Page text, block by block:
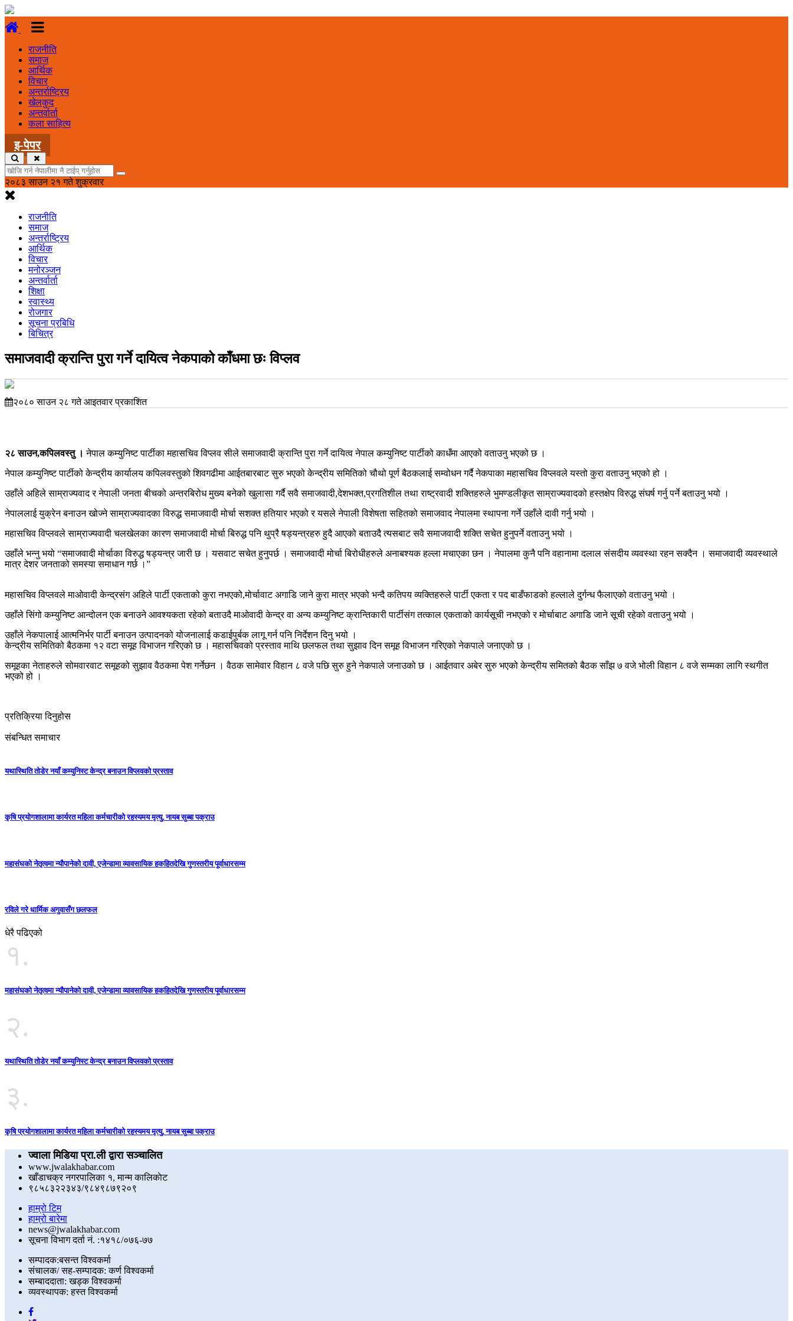
राजनीति
समाज
आर्थिक
विचार
अन्तर्राष्ट्रिय
खेलकुद
अन्तर्वार्ता
कला साहित्य
इ-पेपर
२०८३ साउन २१ गते शुक्रवार
राजनीति
समाज
अन्तर्राष्ट्रिय
आर्थिक
विचार
मनोरञ्जन
अन्तर्वार्ता
शिक्षा
स्वास्थ्य
रोजगार
सूचना प्रबिधि
बिचित्र
समाजवादी क्रान्ति पुरा गर्ने दायित्व नेकपाको काँधमा छः विप्लव
२०८० साउन २८ गते आइतवार प्रकाशित
२८ साउन,कपिलवस्तु । नेपाल कम्युनिष्ट पार्टीका महासचिव विप्लव सीले समाजवादी क्रान्ति पुरा गर्ने दायित्व नेपाल कम्युनिष्ट पार्टीको काधँमा आएको वताउनु भएको छ ।
नेपाल कम्युनिष्ट पार्टीको केन्द्रीय कार्यालय कपिलवस्तुको शिवगढीमा आईतबारबाट सुरु भएको केन्द्रीय समितिको चौथो पूर्ण बैठकलाई सम्वोधन गर्दै नेकपाका महासचिव विप्लवले यस्तो कुरा वताउनु भएको हो ।
उहाँले अहिले साम्राज्यवाद र नेपाली जनता बीचको अन्तरबिरोध मुख्य बनेको खुलासा गर्दै सवै समाजवादी,देशभक्त,प्रगतिशील तथा राष्ट्रवादी शक्तिहरुले भुमण्डलीकृत साम्राज्यवादको हस्तक्षेप विरुद्ध संघर्ष गर्नु पर्ने बताउनु भयो ।
नेपाललाई युक्रेन बनाउन खोज्ने साम्राज्यवादका विरुद्ध समाजवादी मोर्चा सशक्त हतियार भएको र यसले नेपाली विशेषता सहितको समाजवाद नेपालमा स्थापना गर्ने उहाँले दावी गर्नु भयो ।
महासचिव विप्लवले साम्राज्यवादी चलखेलका कारण समाजवादी मोर्चा बिरुद्ध पनि थुप्रै षड्यन्त्रहरु हुदै आएको बताउदै त्यसबाट सवै समाजवादी शक्ति सचेत हुनुपर्ने वताउनु भयो ।
उहाँले भन्नु भयो “समाजवादी मोर्चाका विरुद्ध षड्यन्त्र जारी छ । यसवाट सचेत हुनुपर्छ । समाजवादी मोर्चा बिरोधीहरुले अनाबश्यक हल्ला मचाएका छन । नेपालमा कुनै पनि वहानामा दलाल संसदीय व्यवस्था रहन सक्दैन । समाजवादी व्यवस्थाले
मात्र देशर जनताको समस्या समाधान गर्छ ।”
महासचिव विप्लवले माओवादी केन्द्रसंग अहिले पार्टी एकताको कुरा नभएको,मोर्चावाट अगाडि जाने कुरा मात्र भएको भन्दै कतिपय व्यक्तिहरुले पार्टी एकता र पद बाडँफाडको हल्लाले दुर्गन्ध फैलाएको वताउनु भयो ।
उहाँले सिंगो कम्युनिष्ट आन्दोलन एक बनाउने आवश्यकता रहेको बताउदै माओवादी केन्द्र वा अन्य कम्युनिष्ट क्रान्तिकारी पार्टीसंग तत्काल एकताको कार्यसूची नभएको र मोर्चाबाट अगाडि जाने सूची रहेको वताउनु भयो ।
उहाँले नेकपालाई आत्मनिर्भर पार्टी बनाउन उत्पादनको योजनालाई कडाईपुर्बक लागू गर्न पनि निर्देशन दिनु भयो ।
केन्द्रीय समितिको बैठकमा १२ वटा समूह विभाजन गरिएको छ । महासचिवको प्रस्ताव माथि छलफल तथा सुझाव दिन समूह विभाजन गरिएको नेकपाले जनाएको छ ।
समूहका नेताहरुले सोमवारवाट समूहको सुझाव वैठकमा पेश गर्नेछन । वैठक सामेवार विहान ८ वजे पछि सुरु हुने नेकपाले जनाउको छ । आईतवार अबेर सुरु भएको केन्द्रीय समितको बैठक साँझ ७ वजे भोली विहान ८ वजे सम्मका लागि स्थगीत
भएको हो ।
प्रतिक्रिया दिनुहोस
संबन्धित समाचार
यथास्थिति तोडेर नयाँ कम्युनिस्ट केन्द्र बनाउन विप्लवको प्रस्ताव
कृषि प्रयोगशालामा कार्यरत महिला कर्मचारीको रहस्यमय मृत्यु, नायब सुब्बा पक्राउ
महासंघको नेतृत्वमा न्यौपानेको दावी, एजेन्डामा व्यावसायिक हकहितदेखि गुणस्तरीय पूर्वाधारसम्म
रविले गरे धार्मिक अगुवासँग छलफल
धेरै पढिएको
१.
महासंघको नेतृत्वमा न्यौपानेको दावी, एजेन्डामा व्यावसायिक हकहितदेखि गुणस्तरीय पूर्वाधारसम्म
२.
यथास्थिति तोडेर नयाँ कम्युनिस्ट केन्द्र बनाउन विप्लवको प्रस्ताव
३.
कृषि प्रयोगशालामा कार्यरत महिला कर्मचारीको रहस्यमय मृत्यु, नायब सुब्बा पक्राउ
ज्वाला मिडिया प्रा.ली द्वारा सञ्चालित
www.jwalakhabar.com
खाँडाचक्र नगरपालिका १, मान्म कालिकाेट
९८५८३२२३४३/९८४९८७९२०९
हाम्रो टिम
हाम्रो बारेमा
news@jwalakhabar.com
सूचना विभाग दर्ता नं. :१४१८/०७६-७७
सम्पादक:बसन्त विश्वकर्मा
संचालक/ सह-सम्पादक: कर्ण विश्वकर्मा
सम्बाददाता: खड्क विश्वकर्मा
व्यवस्थापक: हस्त विश्वकर्मा